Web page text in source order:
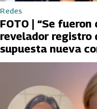
Redes
FOTO | “Se
revelador registro
supuesta nueva